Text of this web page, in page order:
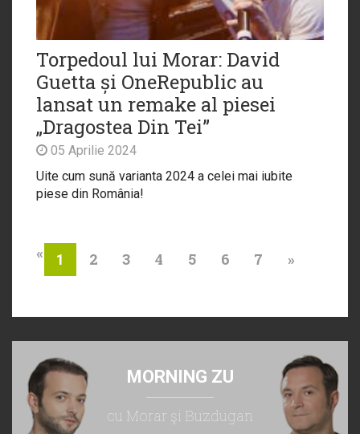
Torpedoul lui Morar: David
Guetta și OneRepublic au
lansat un remake al piesei
„Dragostea Din Tei”
05 Aprilie 2024
Uite cum sună varianta 2024 a celei mai iubite
piese din România!
« 1 2 3 4 5 6 7 »
MORNING ZU
cu Morar şi Buzdugan